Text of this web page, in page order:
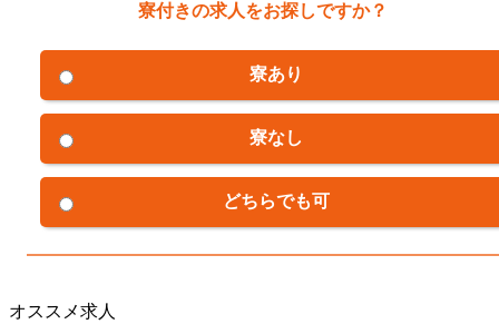
寮付きの求人をお探しですか？
寮あり
寮なし
どちらでも可
オススメ求人